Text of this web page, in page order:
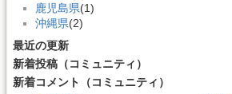
鹿児島県(1)
沖縄県(2)
最近の更新
新着投稿（コミュニティ）
新着コメント（コミュニティ）